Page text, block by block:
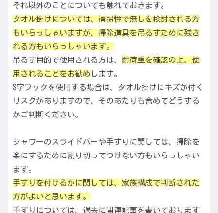
それ以外のことについても触れておきます。
タオル掛けについては、清掃性で無しを検討される方
もいらっしゃいますが、掃除道具を吊るすために残さ
れる方もいらっしゃいます。
吊るす目的で使用される方は、 耐荷重を確認の上、使
用されることをお勧め します。
S字フックを使用する場合は、タオル掛けにキズが付く
リスクがありますので、そのあたりも含めてどうする
かご判断ください。
シャワーのスライドバーや手すりに関しては、掃除を
楽にするために割り切ってつけない方もいらっしゃい
ます。
手すりを付けるかに関しては、家族構成で判断された
方がよいと思います。
手すりについては、過去に関連記事を書いております